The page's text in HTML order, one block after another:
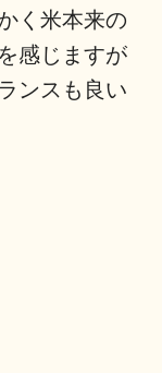
く米本来の
感じますが
ンスも良い